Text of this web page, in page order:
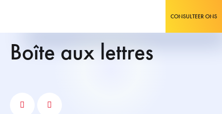
CONSULTEER ONS
boîte aux lettres